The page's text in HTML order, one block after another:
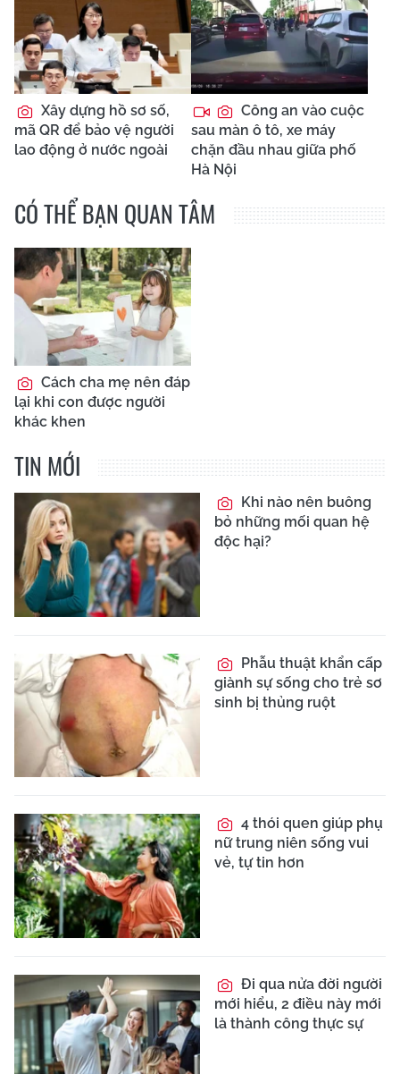
Xây dựng hồ sơ số,
mã QR để bảo vệ người
lao động ở nước ngoài
Công an vào cuộc
sau màn ô tô, xe máy
chặn đầu nhau giữa phố
Hà Nội
CÓ THỂ BẠN QUAN TÂM
Cách cha mẹ nên đáp
lại khi con được người
khác khen
TIN MỚI
Khi nào nên buông
bỏ những mối quan hệ
độc hại?
Phẫu thuật khẩn cấp
giành sự sống cho trẻ sơ
sinh bị thủng ruột
4 thói quen giúp phụ
nữ trung niên sống vui
vẻ, tự tin hơn
Đi qua nửa đời người
mới hiểu, 2 điều này mới
là thành công thực sự